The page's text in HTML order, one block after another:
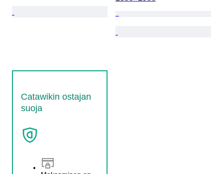
Catawikin ostajan
suoja